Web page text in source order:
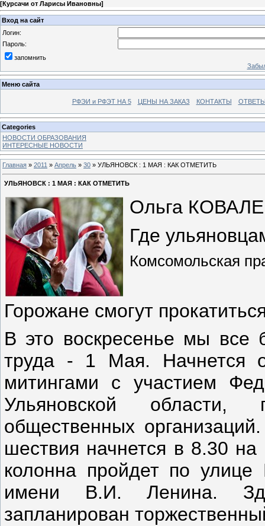
[Курсачи от Ларисы Ивановны]
Вход на сайт
Логин:
Пароль:
запомнить
Меню сайта
РФЭИ и РФЭТ НА 5 ЦЕНЫ НА ЗАКАЗ КОНТАКТЫ
Categories
НОВОСТИ ОБРАЗОВАНИЯ
ИНТЕРЕСНЫЕ НОВОСТИ
Главная » 2011 » Апрель » 30 » УЛЬЯНОВСК : 1 МАЯ : КАК ОТМЕТИТЬ
УЛЬЯНОВСК : 1 МАЯ : КАК ОТМЕТИТЬ
Ольга
Где
Комсомольская
Горожане смогут
В это воскресенье мы все
труда - 1 Мая. Начнется
митингами с участием
Ульяновской области,
общественных
шествия начнется в 8.30
колонна пройдет по
имени В.И. Ленина.
запланирован